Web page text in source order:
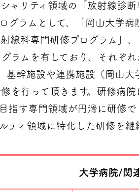
ャリティ領域の「放射線診
グラムとして、「岡山大学
線科専門研修プログラム」
ラムを有しており、それぞ
幹施設や連携施設（岡山
を行って頂きます。研修病
指す専門領域が円滑に研修
ィ領域に特化した研修を継
大学病院/関